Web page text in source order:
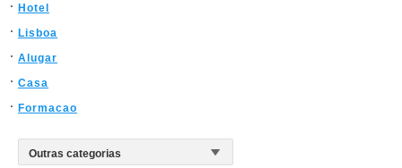
Hotel
Lisboa
Alugar
Casa
Formacao